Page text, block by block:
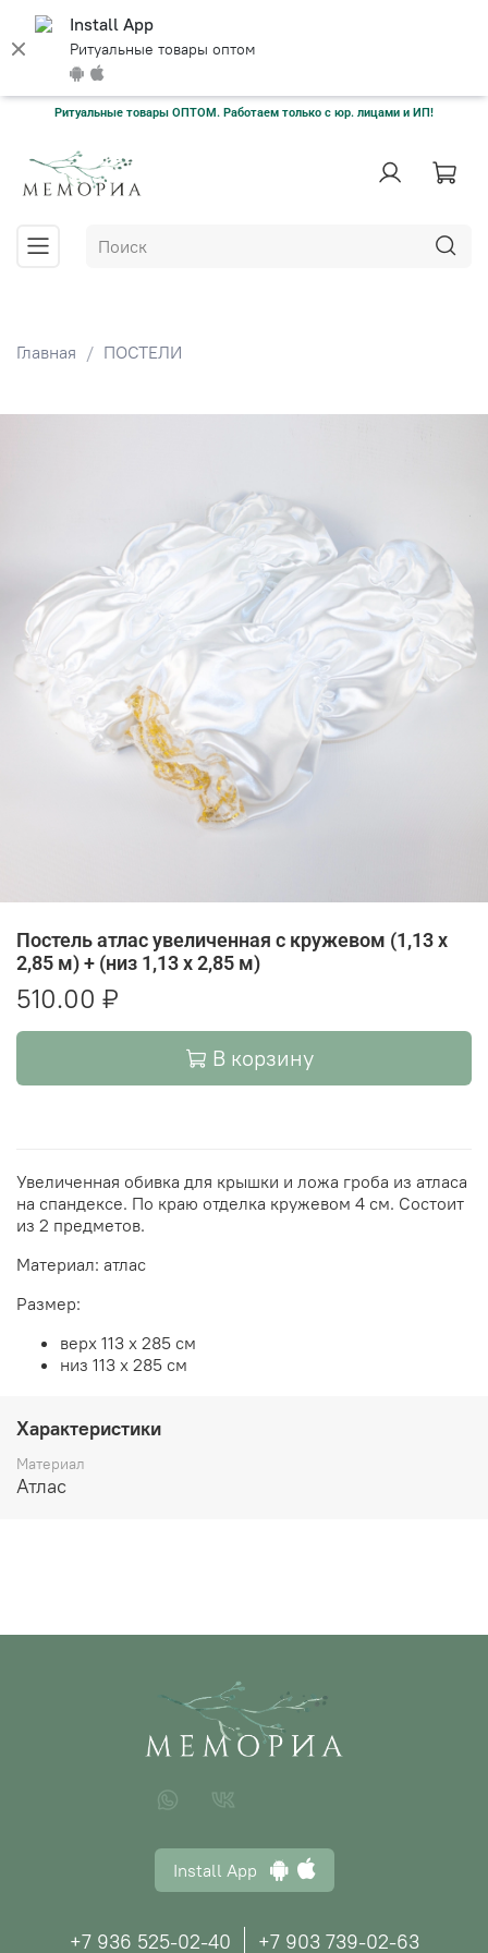
Install App
Ритуальные товары оптом
Ритуальные товары ОПТОМ. Работаем только с юр. лицами и ИП!
Главная ПОСТЕЛИ
Постель атлас увеличенная с кружевом (1,13 х
2,85 м) + (низ 1,13 х 2,85 м)
510.00 ₽
В корзину
Увеличенная обивка для крышки и ложа гроба из атласа
на спандексе. По краю отделка кружевом 4 см. Состоит
из 2 предметов.
Материал: атлас
Размер:
верх 113 х 285 см
низ 113 х 285 см
Характеристики
Материал
Атлас
Install App
+7 936 525-02-40 +7 903 739-02-63